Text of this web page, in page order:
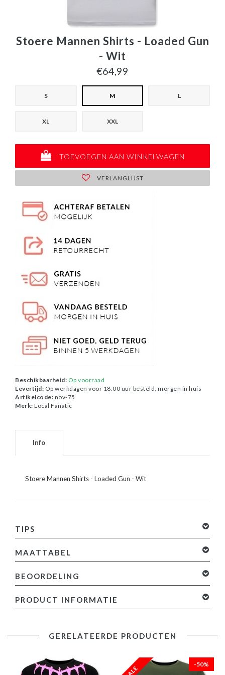
Stoere Mannen Shirts - Loaded Gun
- Wit
€64,99
S M L
XL XXL
TOEVOEGEN AAN WINKELWAGEN
VERLANGLIJST
Beschikbaarheid: Op voorraad
Levertijd: Op werkdagen voor 18:00 uur besteld, morgen in huis
Artikelcode: nov-75
Merk: Local Fanatic
Info
Stoere Mannen Shirts - Loaded Gun - Wit
TIPS
MAATTABEL
BEOORDELING
toevoegen
PRODUCT INFORMATIE
- Stoere T shirts Heren - Loaded Gun
- Kleur: Zie Afbeelding -Wit
GERELATEERDE PRODUCTEN
-50%